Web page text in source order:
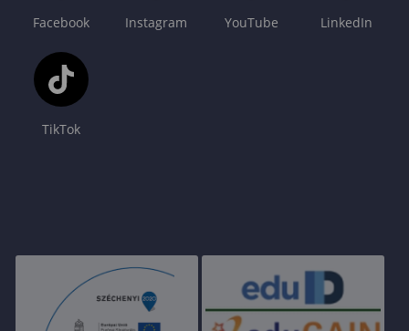
Facebook Instagram YouTube LinkedIn
TikTok